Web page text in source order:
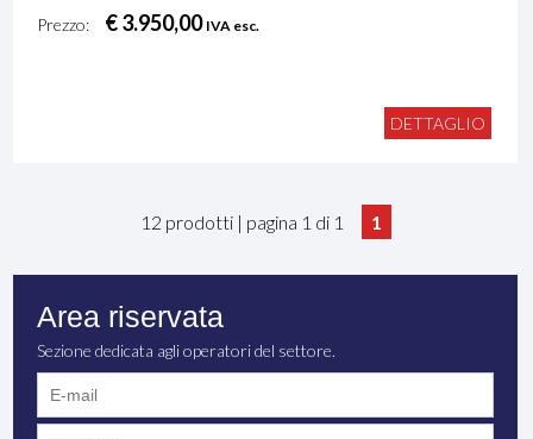
Prezzo: € 3.950,00 IVA esc.
DETTAGLIO
12 prodotti | pagina 1 di 1 1
Area riservata
Sezione dedicata agli operatori del settore.